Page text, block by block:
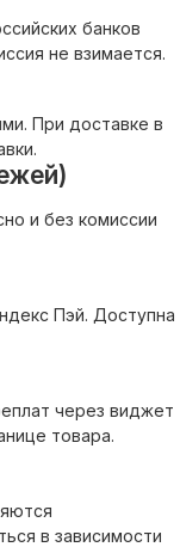
банков
не взимается.
При доставке в
и без комиссии
Пэй. Доступна
через виджет
товара.
в зависимости